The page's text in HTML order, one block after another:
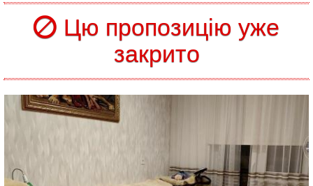
Цю пропозицію уже
закрито